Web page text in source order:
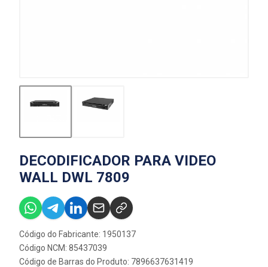
DECODIFICADOR PARA VIDEO
WALL DWL 7809
Código do Fabricante: 1950137
Código NCM: 85437039
Código de Barras do Produto: 7896637631419